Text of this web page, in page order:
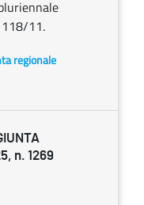
118/11.
regionale
n. 1269